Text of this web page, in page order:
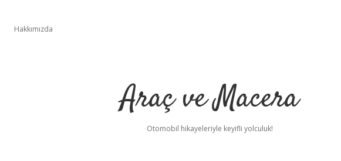
Hakkımızda
Araç ve Macera
Otomobil hikayeleriyle keyifli yolculuk!